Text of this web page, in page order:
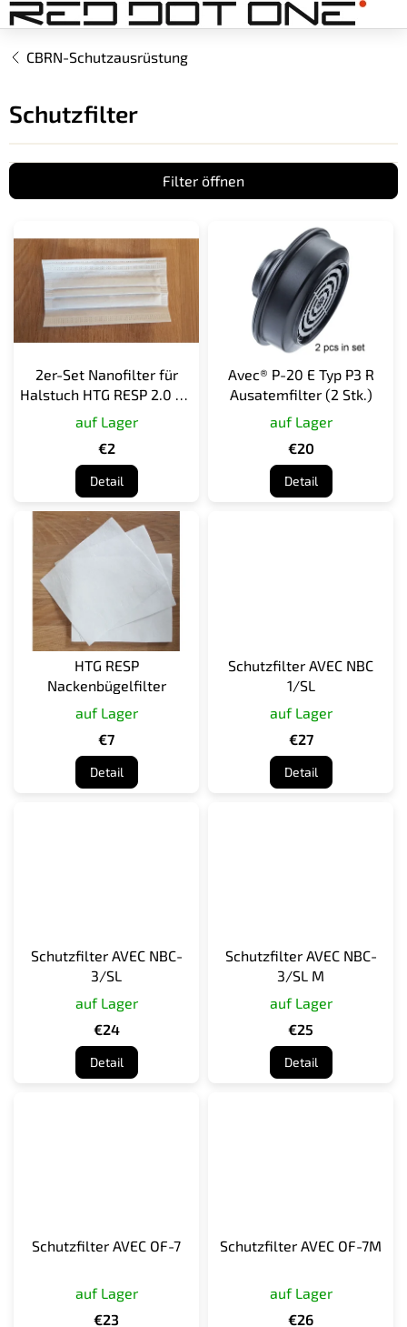
Zum
Inhalt
springenCBRN-Schutzausrüstung
Schutzfilter
Filter öffnen
e
e
2er-Set Nanofilter für
Halstuch HTG RESP 2.0 EN
149+A1
auf Lager
€2
Detail
Avec® P-20 E Typ P3 R
Ausatemfilter (2 Stk.)
auf Lager
€20
Detail
HTG RESP
Nackenbügelfilter
auf Lager
€7
Detail
Schutzfilter AVEC NBC
1/SL
auf Lager
€27
Detail
Schutzfilter AVEC NBC-
3/SL
auf Lager
€24
Detail
Schutzfilter AVEC NBC-
3/SL M
auf Lager
€25
Detail
Schutzfilter AVEC OF-7
auf Lager
€23
Schutzfilter AVEC OF-7M
auf Lager
€26